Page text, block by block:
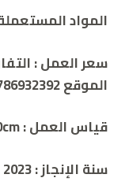
المواد
سعر العمل :
الموقع 00962786932392
قياس العمل : 120cm
سنة الإنجاز : 2023